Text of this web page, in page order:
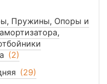
Пружины, Опоры и
(2)
(29)